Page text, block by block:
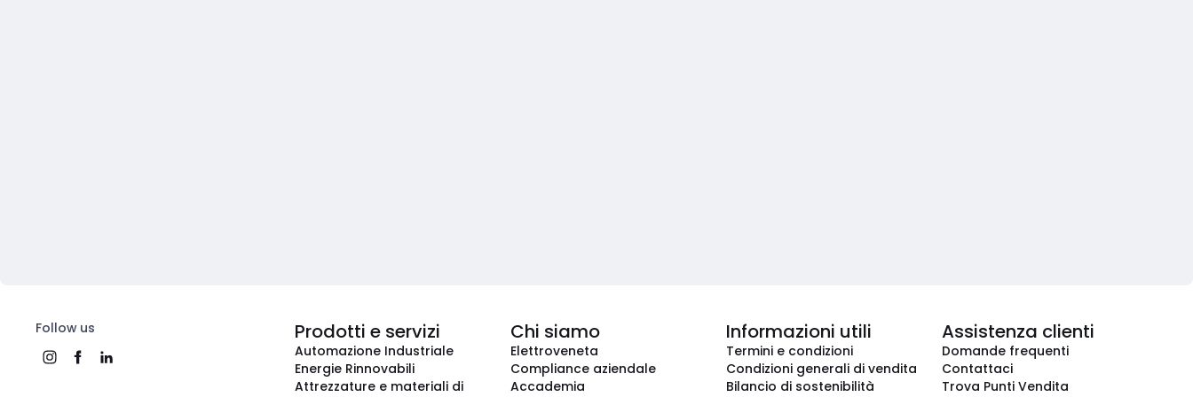
Follow us Prodotti e servizi
Automazione Industriale
Energie Rinnovabili
Attrezzature e materiali di
Chi siamo
Elettroveneta
Compliance aziendale
Accademia
Informazioni utili
Termini e condizioni
Condizioni generali di vendita
Bilancio di sostenibilità
Assistenza clienti
Domande frequenti
Contattaci
Trova Punti Vendita